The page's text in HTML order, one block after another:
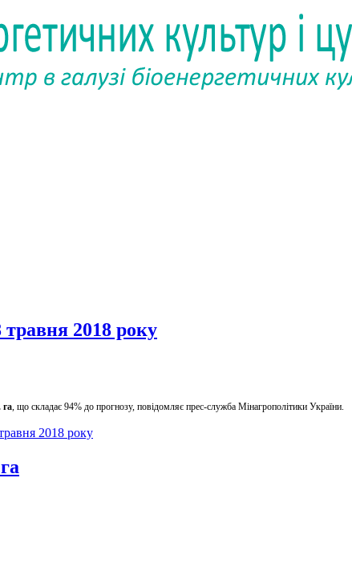
травня 2018 року
га, що складає 94% до прогнозу, повідомляє прес-служба Мінагрополітики України.
2018 року